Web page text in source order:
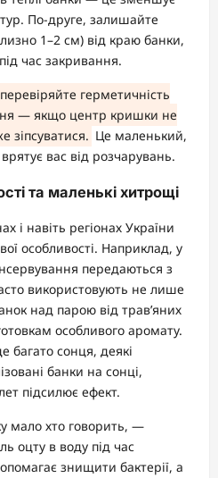
По-друге, залишайте
1–2 см) від краю банки,
час закривання.
герметичність
— якщо центр кришки не
зіпсуватися. Це маленький,
вас від розчарувань.
та маленькі хитрощі
і навіть регіонах України
особливості. Наприклад, у
передаються з
використовують не лише
над парою від трав’яних
особливого аромату.
багато сонця, деякі
банки на сонці,
підсилює ефект.
мало хто говорить, —
оцту в воду під час
знищити бактерії, а